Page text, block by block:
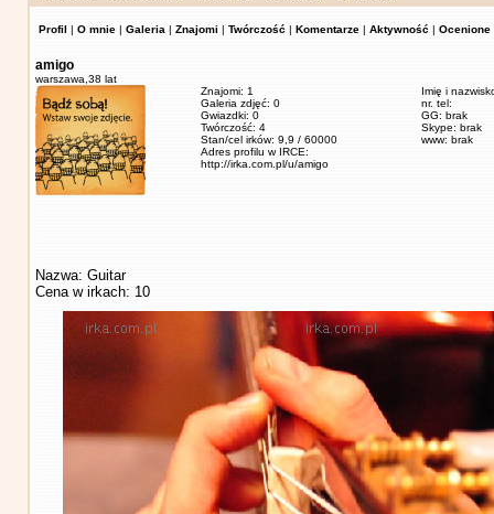
Profil | O mnie | Galeria | Znajomi | Twórczość | Komentarze | Aktywność | Ocenione
amigo
warszawa, 38 lat
Znajomi: 1
Galeria zdjęć: 0
Gwiazdki: 0
Twórczość: 4
Stan/cel irków: 9,9 / 60000
Adres profilu w IRCE:
http://irka.com.pl/u/amigo
Imię i
nr. tel:
GG: brak
Skype: brak
www: brak
Nazwa: Guitar
Cena w irkach: 10